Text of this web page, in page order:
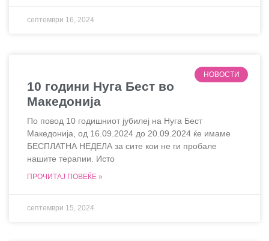
септември 16, 2024
НОВОСТИ
10 години Нуга Бест во
Македонија
По повод 10 годишниот јубилеј на Нуга Бест
Македонија, од 16.09.2024 до 20.09.2024 ќе имаме
БЕСПЛАТНА НЕДЕЛА за сите кои не ги пробале
нашите терапии. Исто
ПРОЧИТАЈ ПОВЕЌЕ »
септември 15, 2024